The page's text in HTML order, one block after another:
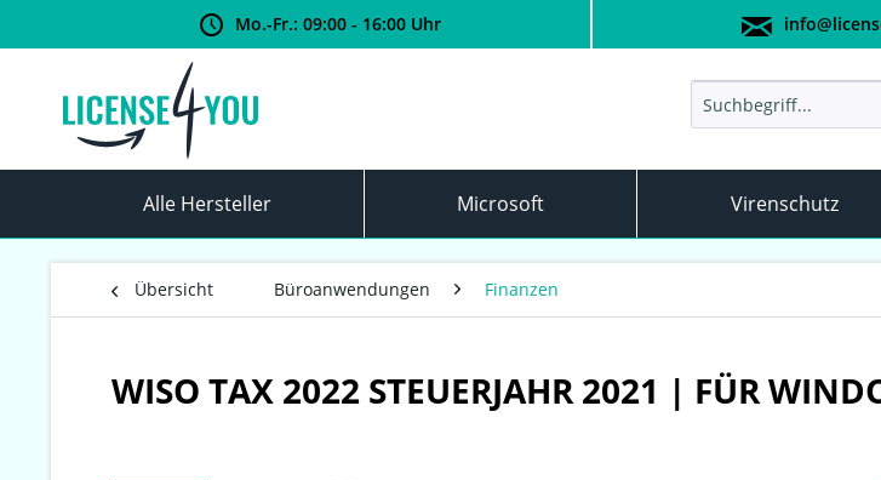
Mo.-Fr.: 09:00 - 16:00 Uhr
Alle Hersteller Microsoft Virenschutz
Übersicht Büroanwendungen Finanzen
WISO TAX 2022 STEUERJAHR 2021 | FÜR